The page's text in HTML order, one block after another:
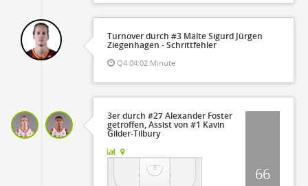
Turnover durch #3 Malte Sigurd Jürgen
Ziegenhagen - Schrittfehler
Q4 04:02 Minute
3er durch #27 Alexander Foster
getroffen, Assist von #1 Kavin
Gilder-Tilbury
66